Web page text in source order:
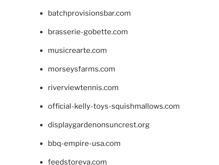
batchprovisionsbar.com
brasserie-gobette.com
musicrearte.com
morseysfarms.com
riverviewtennis.com
official-kelly-toys-squishmallows.com
displaygardenonsuncrest.org
bbq-empire-usa.com
feedstoreva.com